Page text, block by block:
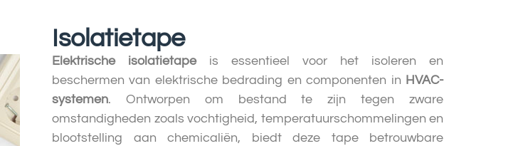
Isolatietape
Elektrische isolatietapeis essentieel voor het isoleren en
beschermen van elektrische bedrading en componenten in HVAC-
systemen. Ontworpen om bestand te zijn tegen zware
omstandigheden zoals vochtigheid, temperatuurschommelingen en
blootstelling aan chemicaliën, biedt deze tape betrouwbare